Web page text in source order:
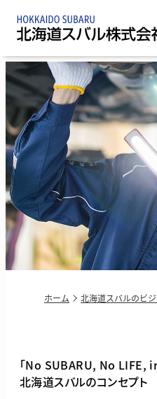
ホーム 北海道スバルのビ
「No SUBARU, No LIFE,
北海道スバルのコンセプト